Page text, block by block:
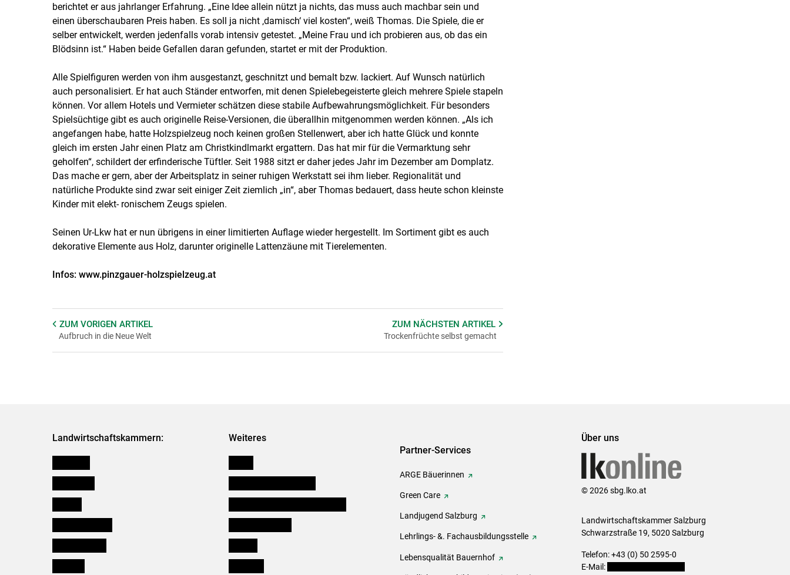
berichtet er aus jahrlanger Erfahrung. „Eine Idee allein nützt ja nichts, das muss auch machbar sein und
einen überschaubaren Preis haben. Es soll ja nicht ‚damisch‘ viel kosten“, weiß Thomas. Die Spiele, die er
selber entwickelt, werden jedenfalls vorab intensiv getestet. „Meine Frau und ich probieren aus, ob das ein
Blödsinn ist.“ Haben beide Gefallen daran gefunden, startet er mit der Produktion.
Alle Spielfiguren werden von ihm ausgestanzt, geschnitzt und bemalt bzw. lackiert. Auf Wunsch natürlich
auch personalisiert. Er hat auch Ständer entworfen, mit denen Spielebegeisterte gleich mehrere Spiele stapeln
können. Vor allem Hotels und Vermieter schätzen diese stabile Aufbewahrungsmöglichkeit. Für besonders
Spielsüchtige gibt es auch originelle Reise-Versionen, die überallhin mitgenommen werden können. „Als ich
angefangen habe, hatte Holzspielzeug noch keinen großen Stellenwert, aber ich hatte Glück und konnte
gleich im ersten Jahr einen Platz am Christkindlmarkt ergattern. Das hat mir für die Vermarktung sehr
geholfen“, schildert der erfinderische Tüftler. Seit 1988 sitzt er daher jedes Jahr im Dezember am Domplatz.
Das mache er gern, aber der Arbeitsplatz in seiner ruhigen Werkstatt sei ihm lieber. Regionalität und
natürliche Produkte sind zwar seit einiger Zeit ziemlich „in“, aber Thomas bedauert, dass heute schon kleinste
Kinder mit elekt- ronischem Zeugs spielen.
Seinen Ur-Lkw hat er nun übrigens in einer limitierten Auflage wieder hergestellt. Im Sortiment gibt es auch
dekorative Elemente aus Holz, darunter originelle Lattenzäune mit Tierelementen.
Infos: www.pinzgauer-holzspielzeug.at
ZUM VORIGEN ARTIKEL
Aufbruch in die Neue Welt
ZUM NÄCHSTENARTIKEL
Trockenfrüchte selbst gemacht
Landwirtschaftskammern: Weiteres
Partner-Services
ARGE Bäuerinnen
Green Care
Landjugend Salzburg
Lehrlings- &. Fachausbildungsstelle
Lebensqualität Bauernhof
Über uns
© 2026 sbg.lko.at
Landwirtschaftskammer Salzburg
Schwarzstraße 19, 5020 Salzburg
Telefon: +43 (0) 50 2595-0
E-Mail: